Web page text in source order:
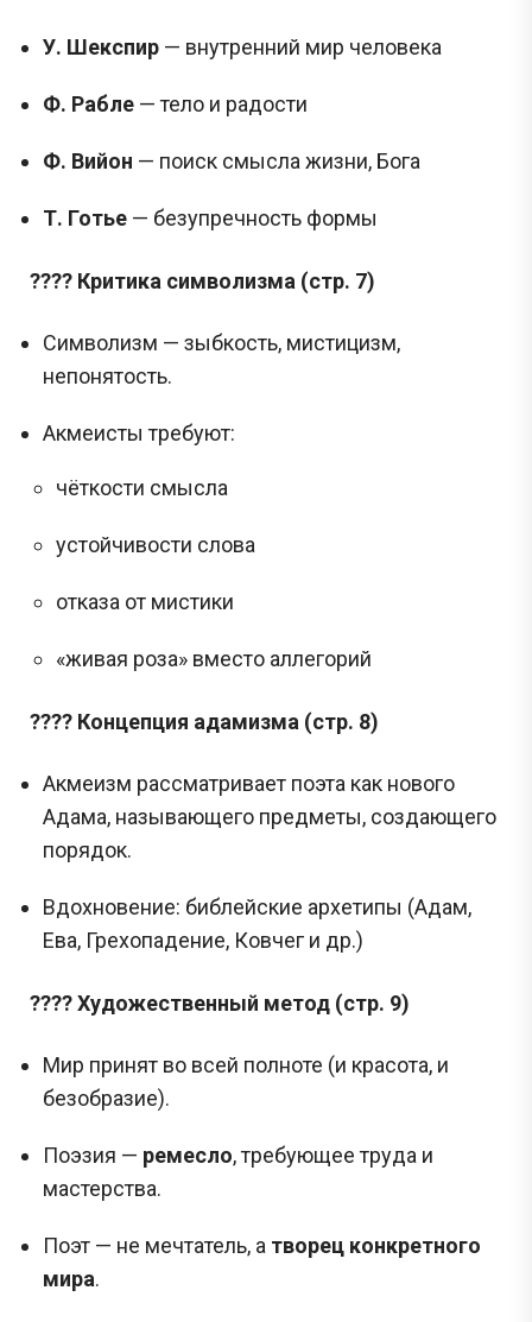
У. Шекспир — внутренний мир человека
Ф. Рабле — тело и радости
Ф. Вийон — поиск смысла жизни, Бога
Т. Готье — безупречность формы
???? Критика символизма (стр. 7)
Символизм — зыбкость, мистицизм,
непонятость.
Акмеисты требуют:
чёткости смысла
устойчивости слова
отказа от мистики
«живая роза» вместо аллегорий
???? Концепция адамизма (стр. 8)
Акмеизм рассматривает поэта как нового
Адама, называющего предметы, создающего
порядок.
Вдохновение: библейские архетипы (Адам,
Ева, Грехопадение, Ковчег и др.)
???? Художественный метод (стр. 9)
Мир принят во всей полноте (и красота, и
безобразие).
Поэзия — ремесло, требующее труда и
мастерства.
Поэт — не мечтатель, а творец конкретного
мира.